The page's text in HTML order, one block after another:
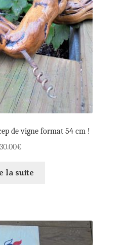
de vigne format 54 cm !
30.00€
la suite